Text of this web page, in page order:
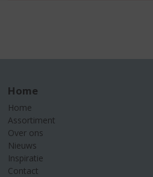
Home
Home
Assortiment
Over ons
Nieuws
Inspiratie
Contact